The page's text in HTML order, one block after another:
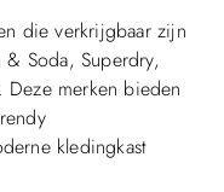
die verkrijgbaar zijn
Soda, Superdry,
Deze merken bieden
kledingkast